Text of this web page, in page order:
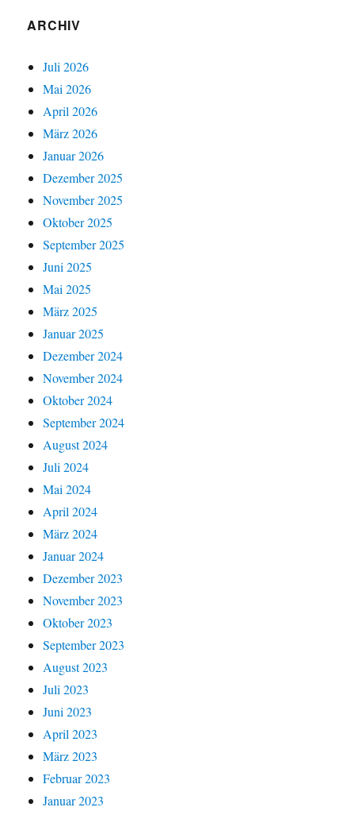
ARCHIV
Juli 2026
Mai 2026
April 2026
März 2026
Januar 2026
Dezember 2025
November 2025
Oktober 2025
September 2025
Juni 2025
Mai 2025
März 2025
Januar 2025
Dezember 2024
November 2024
Oktober 2024
September 2024
August 2024
Juli 2024
Mai 2024
April 2024
März 2024
Januar 2024
Dezember 2023
November 2023
Oktober 2023
September 2023
August 2023
Juli 2023
Juni 2023
April 2023
März 2023
Februar 2023
Januar 2023